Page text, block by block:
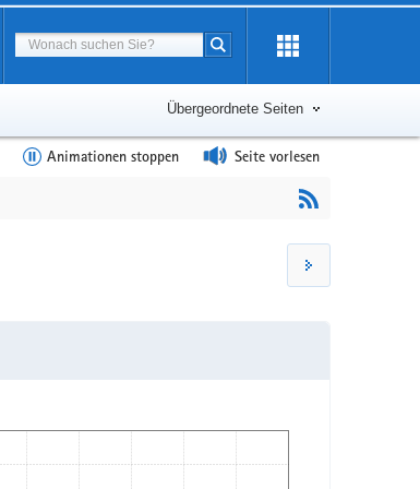
Suchbegriff
Suche starten
Übergeordnete Seiten
Animationen stoppen Seite vorlesen